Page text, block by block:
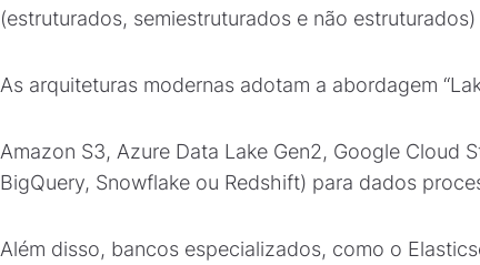
(estruturados, semiestruturados e não
As arquiteturas modernas adotam a abordagem
Amazon S3, Azure Data Lake Gen2, Google Cloud
BigQuery, Snowflake ou Redshift) para dados
Além disso, bancos especializados, como o